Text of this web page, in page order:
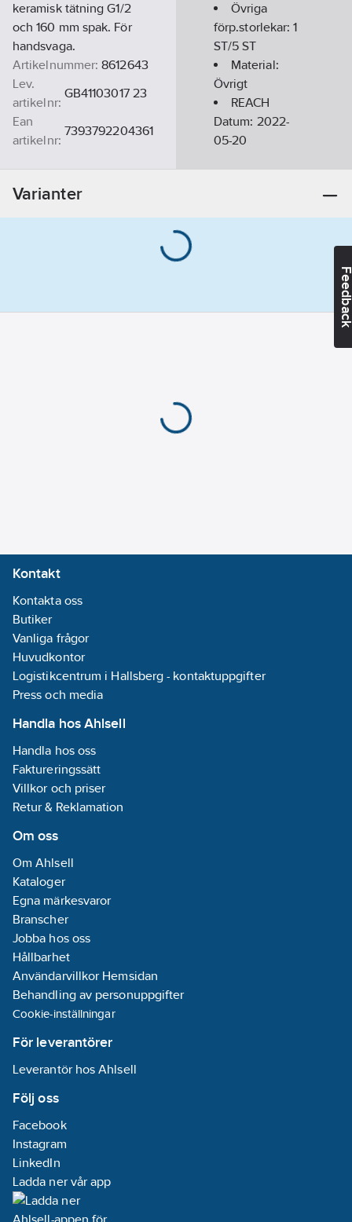
keramisk tätning G1/2
och 160 mm spak. För
handsvaga.
Artikelnummer: 8612643
Lev.
artikelnr:
GB41103017 23
Ean
artikelnr:
7393792204361
Övriga
förp.storlekar:1
ST/5 ST
Material:
Övrigt
REACH
Datum: 2022-
05-20
REACH
Varianter
Kontakt
Kontakta oss
Butiker
Vanliga frågor
Huvudkontor
Logistikcentrum i Hallsberg - kontaktuppgifter
Press och media
Handla hos Ahlsell
Handla hos oss
Faktureringssätt
Villkor och priser
Retur & Reklamation
Om oss
Om Ahlsell
Kataloger
Egna märkesvaror
Branscher
Jobba hos oss
Hållbarhet
Användarvillkor Hemsidan
Behandling av personuppgifter
Cookie-inställningar
För leverantörer
Leverantör hos Ahlsell
Följ oss
Facebook
Instagram
LinkedIn
Ladda ner vår app